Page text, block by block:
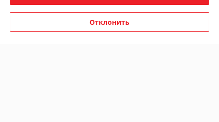
Полная версия сайта
Политика обработки cookies
Отклонить